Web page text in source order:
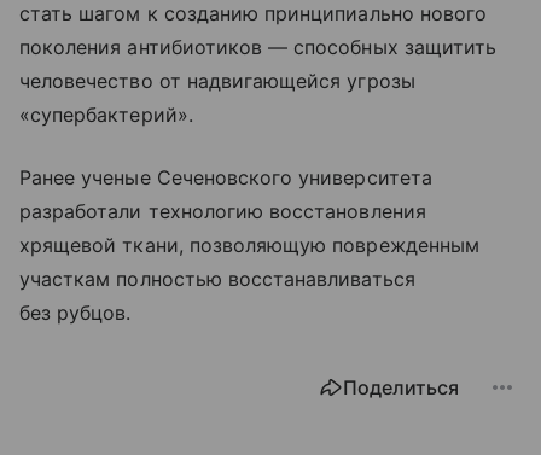
стать шагом к созданию принципиально нового
поколения антибиотиков — способных защитить
человечество от надвигающейся угрозы
«супербактерий».
Ранее ученые Сеченовского университета
разработали технологию восстановления
хрящевой ткани, позволяющую поврежденным
участкам полностью восстанавливаться
без рубцов.
Поделиться